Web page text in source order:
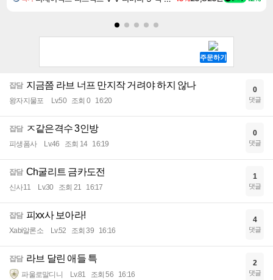
잡담 지금쯤 라브 너프 만지작 거려야 하지 않나
왕자지물포 Lv.50 조회 0 16:20
0
댓글
잡담 ㅈ같은격수 3인방
피생폼사 Lv.46 조회 14 16:19
0
댓글
잡담 Ch굴리트 금카도전
신사11 Lv.30 조회 21 16:17
1
댓글
잡담 피xx사 보아라!
Xabi알론소 Lv.52 조회 39 16:16
4
댓글
잡담 라브 달린 애들 특
파울로말디니 Lv.81 조회 56 16:16
2
댓글